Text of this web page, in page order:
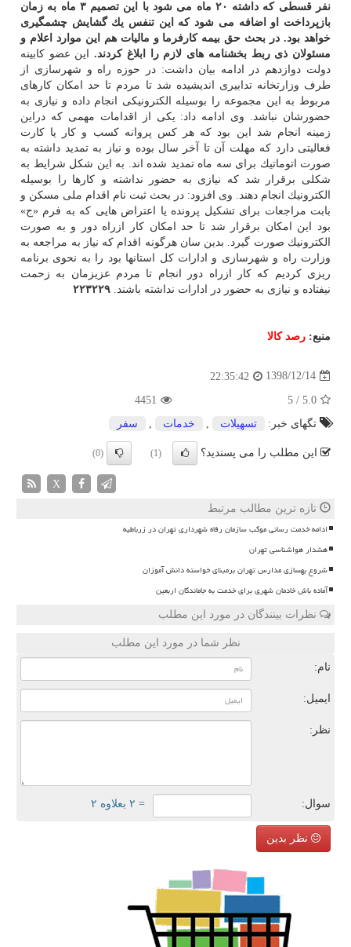
نفر قسطی كه داشته ۲۰ ماه می شود با این تصمیم ۳ ماه به زمان
بازپرداخت او اضافه می شود كه این تنفس یك گشایش چشمگیری
خواهد بود. در بحث حق بیمه كارفرما و مالیات هم این موارد اعلام و
مسئولان ذی ربط بخشنامه های لازم را ابلاغ كردند.این عضو كابینه
دولت دوازدهم در ادامه بیان داشت: در حوزه راه و شهرسازی از
طرف وزارتخانه تدابیری اندیشیده شد تا مردم تا حد امكان كارهای
مربوط به این مجموعه را بوسیله الكترونیكی انجام داده و نیازی به
حضورشان نباشد. وی ادامه داد: یكی از اقدامات مهمی كه دراین
زمینه انجام شد این بود كه هر كس پروانه كسب و كار یا كارت
فعالیتی دارد كه مهلت آن تا آخر سال بوده و نیاز به تمدید داشته به
صورت اتوماتیك برای سه ماه تمدید شده اند. به این شكل شرایط به
شكلی برقرار شد كه نیازی به حضور نداشته و كارها را بوسیله
الكترونیك انجام دهند. وی افزود: در بحث ثبت نام اقدام ملی مسكن و
بابت مراجعات برای تشكیل پرونده یا اعتراض هایی كه به فرم «ج»
بود این امكان برقرار شد تا حد امكان كار ازراه دور و به صورت
الكترونیك صورت گیرد. بدین سان هرگونه اقدام كه نیاز به مراجعه به
وزارت راه و شهرسازی و ادارات كل استانها بود را به نحوی برنامه
ریزی كردیم كه كار ازراه دور انجام تا مردم عزیزمان به زحمت
نیفتاده و نیازی به حضور در ادارات نداشته باشند. ۲۲۳۲۲۹
منبع: رصد كالا
1398/12/14
22:35:42
5.0
/
5
4451
تگهای خبر:
تسهیلات خدمات سفر
این مطلب را می پسندید؟ (1)
(0)
X
تازه ترین مطالب مرتبط
ادامه خدمت رسانی موکب سازمان رفاه شهرداری تهران در زرباطیه
هشدار هواشناسی تهران
شروع بهسازی مدارس تهران برمبنای خواسته دانش آموزان
آماده باش خادمان شهری برای خدمت به جاماندگان اربعین
نظرات بینندگان در مورد این مطلب
نظر شما در مورد این مطلب
نام:
ایمیل:
نظر:
سوال: = ۲ بعلاوه ۲
نظر بدین